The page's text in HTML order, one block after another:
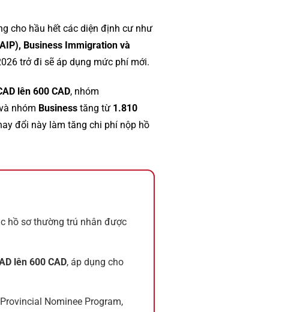
cho hầu hết các diện định cư như
Business Immigration và
trở đi sẽ áp dụng mức phí mới.
lên 600 CAD, nhóm
nhóm Business tăng từ 1.810
đổi này làm tăng chi phí nộp hồ
hồ sơ thường trú nhân được
lên 600 CAD, áp dụng cho
Nominee Program,